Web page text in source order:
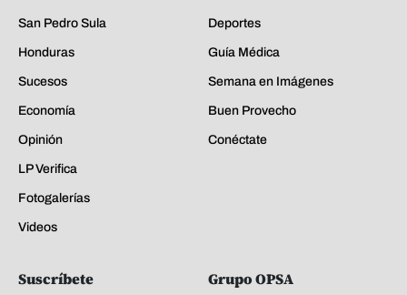
San Pedro Sula
Honduras
Sucesos
Economía
Opinión
LP Verifica
Fotogalerías
Videos
Deportes
Guía Médica
Semana en Imágenes
Buen Provecho
Conéctate
Suscríbete Grupo OPSA